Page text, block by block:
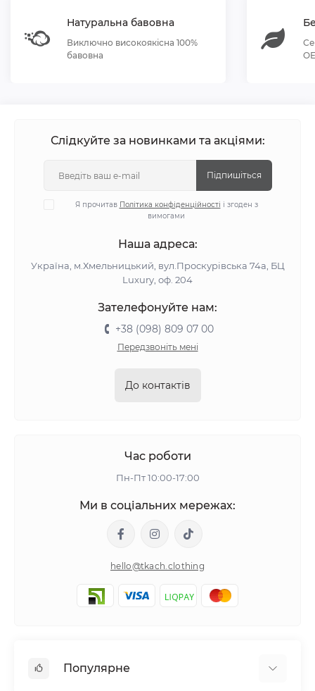
Натуральна бавовна
Виключно високоякісна 100%
бавовна
Слідкуйте за новинками та акціями:
Підпишіться
Я прочитав Політика конфіденційності і згоден з
вимогами
Наша адреса:
Україна, м.Хмельницький, вул.Проскурівська 74а, БЦ
Luxury, оф. 204
Зателефонуйте нам:
+38 (098) 809 07 00
Передзвоніть мені
До контактів
Час роботи
Пн-Пт 10:00-17:00
Ми в соціальних мережах:
hello@tkach.clothing
Популярне